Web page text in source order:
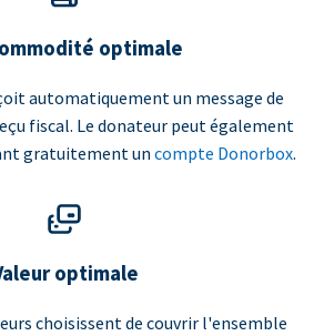
optimale
automatiquement un message de
fiscal. Le donateur peut également
gratuitement un compte Donorbox.
optimale
choisissent de couvrir l'ensemble